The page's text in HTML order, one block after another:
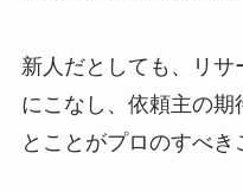
新人だとしても、リ
にこなし、依頼主の期
とことがプロのすべき